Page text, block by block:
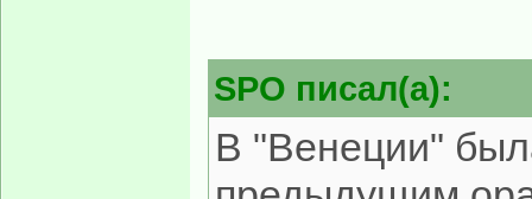
SPO писал(а):
В "Венеции"